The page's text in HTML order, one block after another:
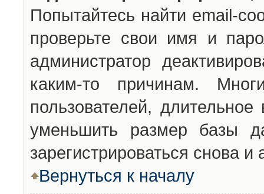
Попытайтесь найти email-
проверьте свои имя и
администратор
каким-то причинам.
пользователей,
уменьшить размер базы
зарегистрироваться снова и
Вернуться к началу